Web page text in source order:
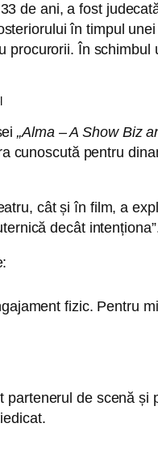
de ani, a fost
în timpul
În
„Alma – A Show Biz
cunoscută pentru
cât și în film, a
decât
fizic. Pentru
de scenă